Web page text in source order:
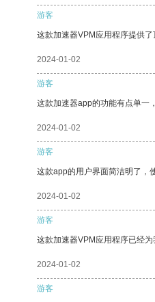
游客
这款加速器VPM应用程序提供了
2024-01-02
游客
这款加速器app的功能有点单一
2024-01-02
游客
这款app的用户界面简洁明了，
2024-01-02
游客
这款加速器VPM应用程序已经为
2024-01-02
游客